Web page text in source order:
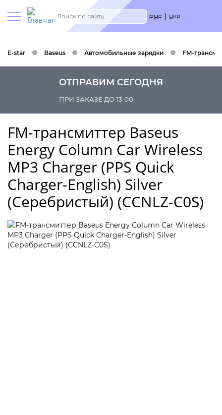
Search рус укр
E-star Baseus Автомобильные зарядки FM-
ОТПРАВИМ СЕГОДНЯ
ПРИ ЗАКАЗЕ ДО 13-00
FM-трансмиттер Baseus
Energy Column Car Wireless
MP3 Charger (PPS Quick
Charger-English) Silver
(Серебристый) (CCNLZ-C0S)